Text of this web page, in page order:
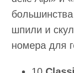
шпили и
номера для